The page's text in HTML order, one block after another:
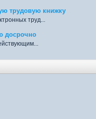
трудовую книжку
труд...
досрочно